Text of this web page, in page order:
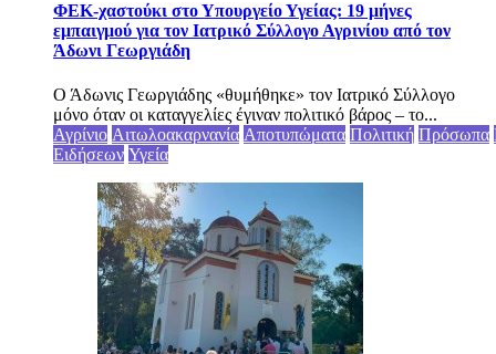
ΦΕΚ-χαστούκι στο Υπουργείο Υγείας: 19 μήνες
εμπαιγμού για τον Ιατρικό Σύλλογο Αγρινίου από τον
Άδωνι Γεωργιάδη
Ο Άδωνις Γεωργιάδης «θυμήθηκε» τον Ιατρικό Σύλλογο
μόνο όταν οι καταγγελίες έγιναν πολιτικό βάρος – το...
Αγρίνιο Αιτωλοακαρνανία Αποτυπώματα Πολιτική Πρόσωπα
Ειδήσεων Υγεία